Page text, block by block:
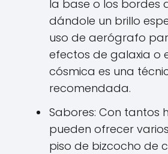
la base o los bordes
dándole un brillo
uso de aerógrafo
efectos de galaxia o
cósmica es una
recomendada.
Sabores: Con tantos
pueden ofrecer
piso de bizcocho de